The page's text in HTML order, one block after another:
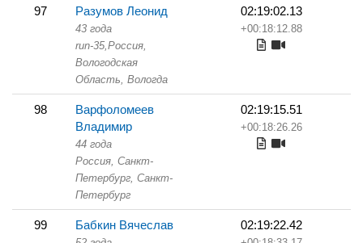
97 Разумов Леонид
43 года
run-35,Россия,
Вологодская
Область, Вологда
02:19:02.13
+00:18:12.88
98
Варфоломеев
Владимир
44 года
Россия, Санкт-
Петербург, Санкт-
Петербург
02:19:15.51
+00:18:26.26
99 Бабкин Вячеслав 02:19:22.42